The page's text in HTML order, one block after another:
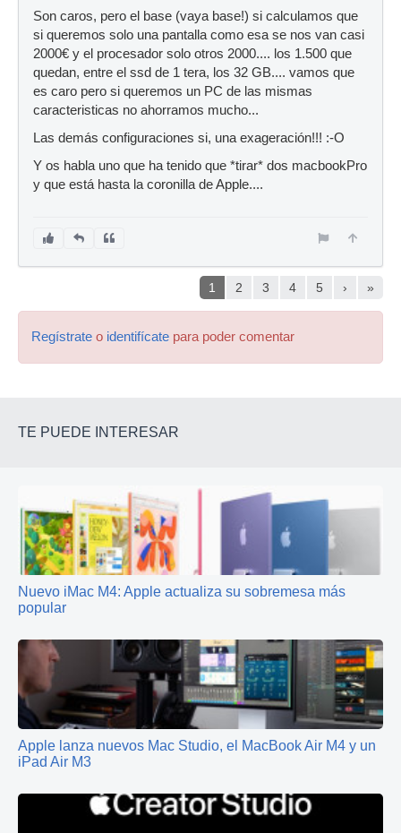
Son caros, pero el base (vaya base!) si calculamos que
si queremos solo una pantalla como esa se nos van casi
2000€ y el procesador solo otros 2000.... los 1.500 que
quedan, entre el ssd de 1 tera, los 32 GB.... vamos que
es caro pero si queremos un PC de las mismas
caracteristicas no ahorramos mucho...
Las demás configuraciones si, una exageración!!! :-O
Y os habla uno que ha tenido que *tirar* dos macbookPro
y que está hasta la coronilla de Apple....
1 2 3 4 5 › »
Regístrate o identifícate para poder comentar
TE PUEDE INTERESAR
Nuevo iMac M4: Apple actualiza su sobremesa más
popular
Apple lanza nuevos Mac Studio, el MacBook Air M4 y un
iPad Air M3